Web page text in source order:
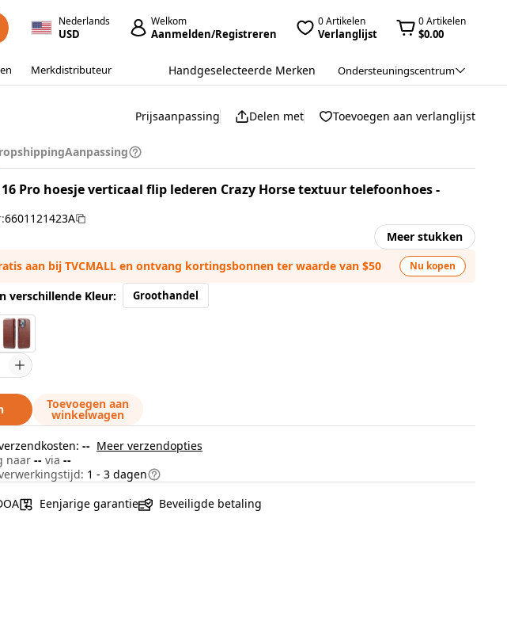
Nederlands
USD
Welkom
Aanmelden/Registreren
0 Artikelen
Verlanglijst
0 Artikelen
$0.00
Merkdistributeur Handgeselecteerde Merken Ondersteuningscentrum
Prijsaanpassing Delen met Toevoegen aan verlanglijst
Aanpassing
Pro hoesje verticaal flip lederen Crazy Horse textuur telefoonhoes -
6601121423A
Meer stukken
aan bij TVCMALL en ontvang kortingsbonnen ter waarde van $50
Nu kopen
verschillende Kleur: Groothandel
Toevoegen aan
winkelwagen
-- Meer verzendopties
naar -- via --
1 - 3 dagen
Eenjarige garantie Beveiligde betaling